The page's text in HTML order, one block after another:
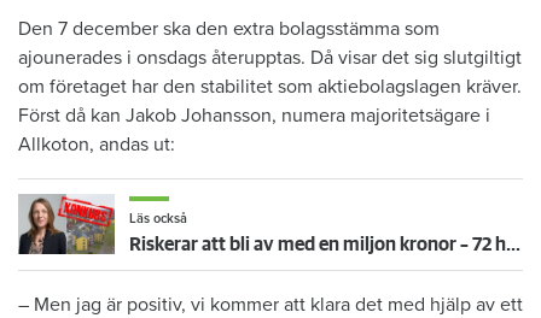
Den 7 december ska den extra bolagsstämma som
ajounerades i onsdags återupptas. Då visar det sig slutgiltigt
om företaget har den stabilitet som aktiebolagslagen kräver.
Först då kan Jakob Johansson, numera majoritetsägare i
Allkoton, andas ut:
Läs också
Riskerar att bli av med en miljon kronor – 72 hyresgäster kan förlora sina depositioner efter konkurs
– Men jag är positiv, vi kommer att klara det med hjälp av ett